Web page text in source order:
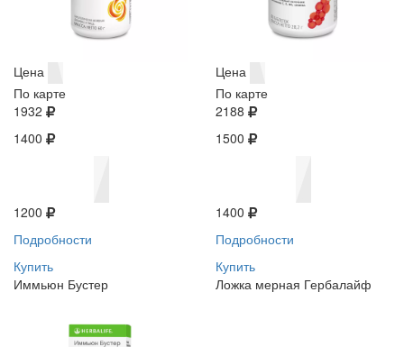
Цена
По карте
1932
1400
1200
Подробности
Купить
Цена
По карте
2188
1500
1400
Подробности
Купить
Иммьюн Бустер
Ложка мерная Гербалайф